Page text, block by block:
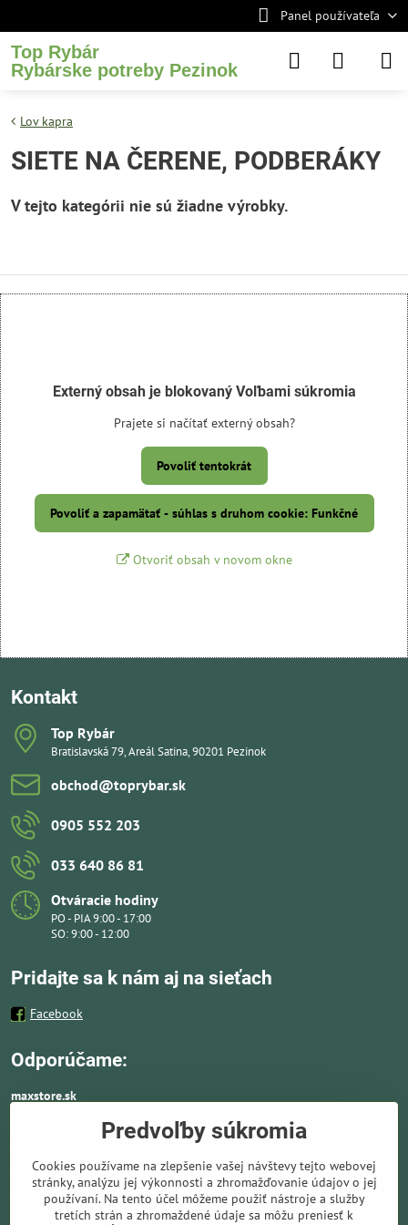
Panel používateľa
Top Rybár
Rybárske potreby Pezinok
Lov kapra
SIETE NA ČERENE, PODBERÁKY
Externý obsah je blokovaný Voľbami súkromia
Prajete si načítať externý obsah?
Povoliť tentokrát
Povoliť a zapamätať - súhlas s druhom cookie: Funkčné
Otvoriť obsah v novom okne
Kontakt
Top Rybár
Bratislavská 79, Areál Satina, 90201 Pezinok
obchod​@toprybar​.sk
0905 552 203
033 640 86 81
Otváracie hodiny
PO - PIA 9:00 - 17:00
SO: 9:00 - 12:00
Pridajte sa k nám aj na sieťach
Facebook
Odporúčame:
maxstore.sk
Kvalitné nafukovacie člny a lodné elektromotory
vhodné aj k moru a doplnky ako záchranné vesty,
pádla, kotvy a vybavenie pre vodnú turistiku.
Ponúkame solárne panely a nabíjače. Kompletné
solárne systémy ideálne pre lode, karavany,
Predvoľby súkromia
Cookies používame na zlepšenie vašej návštevy tejto webovej
stránky, analýzu jej výkonnosti a zhromažďovanie údajov o jej
používaní. Na tento účel môžeme použiť nástroje a služby
tretích strán a zhromaždené údaje sa môžu preniesť k